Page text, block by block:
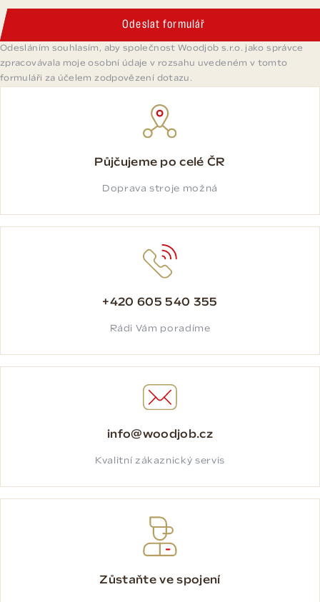
Odeslat formulář
Odesláním souhlasím, aby společnost Woodjob s.r.o. jako správce
zpracovávala moje osobní údaje v rozsahu uvedeném v tomto
formuláři za účelem zodpovězení dotazu.
Půjčujeme po celé ČR
Doprava stroje možná
+420 605 540 355
Rádi Vám poradíme
info@woodjob.cz
Kvalitní zákaznický servis
Zůstaňte ve spojení